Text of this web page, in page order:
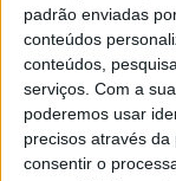
padrão enviadas
conteúdos
conteúdos,
serviços. Com a
poderemos usar
precisos através
consentir o
E há um outro
testemunhos que
escreveram sobre
Toni, agora
deixar de lado o